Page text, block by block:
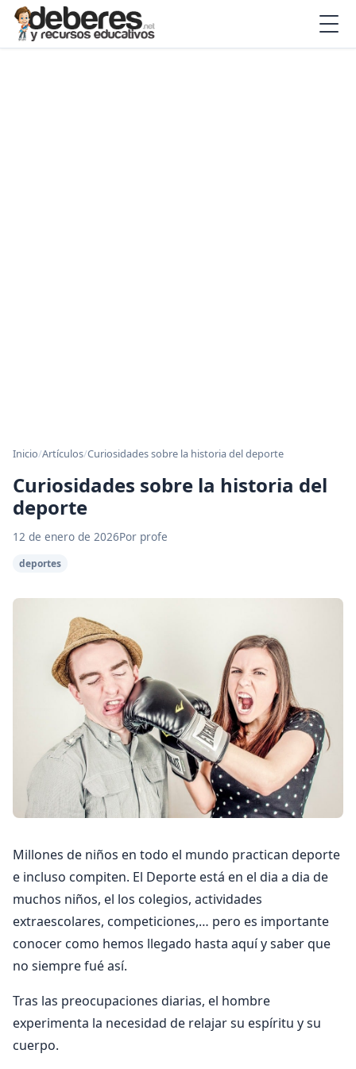
Inicio/Artículos/Curiosidades sobre la historia del deporte
Curiosidades sobre la historia del
deporte
12 de enero de 2026Por profe
deportes
Millones de niños en todo el mundo practican deporte
e incluso compiten. El Deporte está en el dia a dia de
muchos niños, el los colegios, actividades
extraescolares, competiciones,… pero es importante
conocer como hemos llegado hasta aquí y saber que
no siempre fué así.
Tras las preocupaciones diarias, el hombre
experimenta la necesidad de relajar su espíritu y su
cuerpo.